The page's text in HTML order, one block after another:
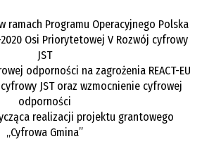
ramach Programu Operacyjnego Polska
Osi Priorytetowej V Rozwój cyfrowy
JST
odporności na zagrożenia REACT-EU
cyfrowy JST oraz wzmocnienie cyfrowej
odporności
realizacji projektu grantowego
„Cyfrowa Gmina”